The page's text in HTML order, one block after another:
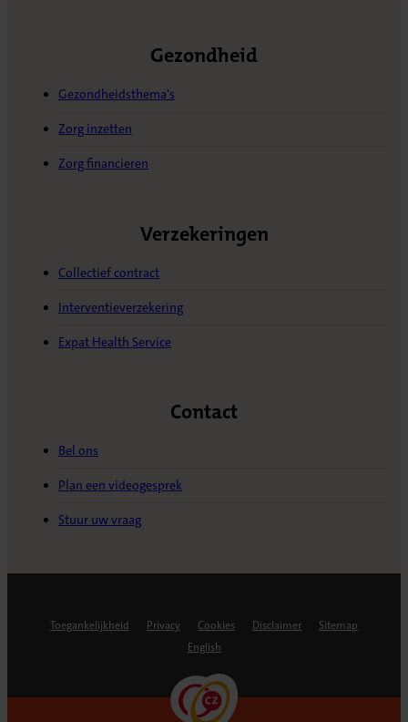
Gezondheid
Gezondheidsthema's
Zorg inzetten
Zorg financieren
Verzekeringen
Collectief contract
Interventieverzekering
Expat Health Service
Contact
Bel ons
Plan een videogesprek
Stuur uw vraag
Toegankelijkheid Privacy Cookies Disclaimer
Sitemap
English